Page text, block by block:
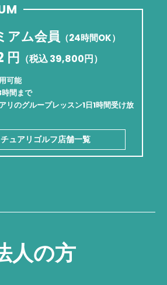
アム会員 （24時間OK）
円 （税込 39,800円）
可能
時間まで
リのグループレッスン1日1時間受け放
ュアリゴルフ店舗一覧
人の方